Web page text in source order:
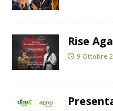
Rise
9 Ottobre